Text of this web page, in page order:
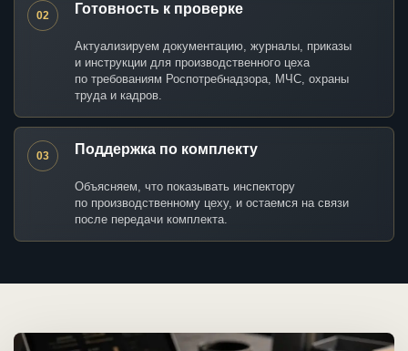
02 Готовность к проверке
Актуализируем документацию, журналы, приказы
и инструкции для производственного цеха
по требованиям Роспотребнадзора, МЧС, охраны
труда и кадров.
03 Поддержка по комплекту
Объясняем, что показывать инспектору
по производственному цеху, и остаемся на связи
после передачи комплекта.